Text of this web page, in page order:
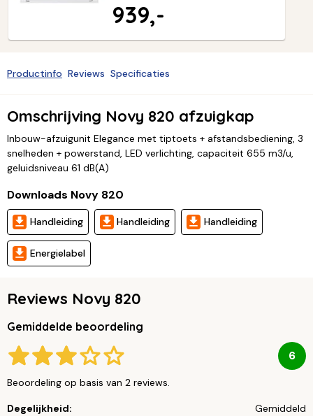
939,-
Productinfo Reviews Specificaties
Omschrijving Novy 820 afzuigkap
Inbouw-afzuigunit Elegance met tiptoets + afstandsbediening, 3
snelheden + powerstand, LED verlichting, capaciteit 655 m3/u,
geluidsniveau 61 dB(A)
Downloads Novy 820
Handleiding Handleiding Handleiding
Energielabel
Reviews Novy 820
Gemiddelde beoordeling
6
Beoordeling op basis van 2 reviews.
Degelijkheid: Gemiddeld